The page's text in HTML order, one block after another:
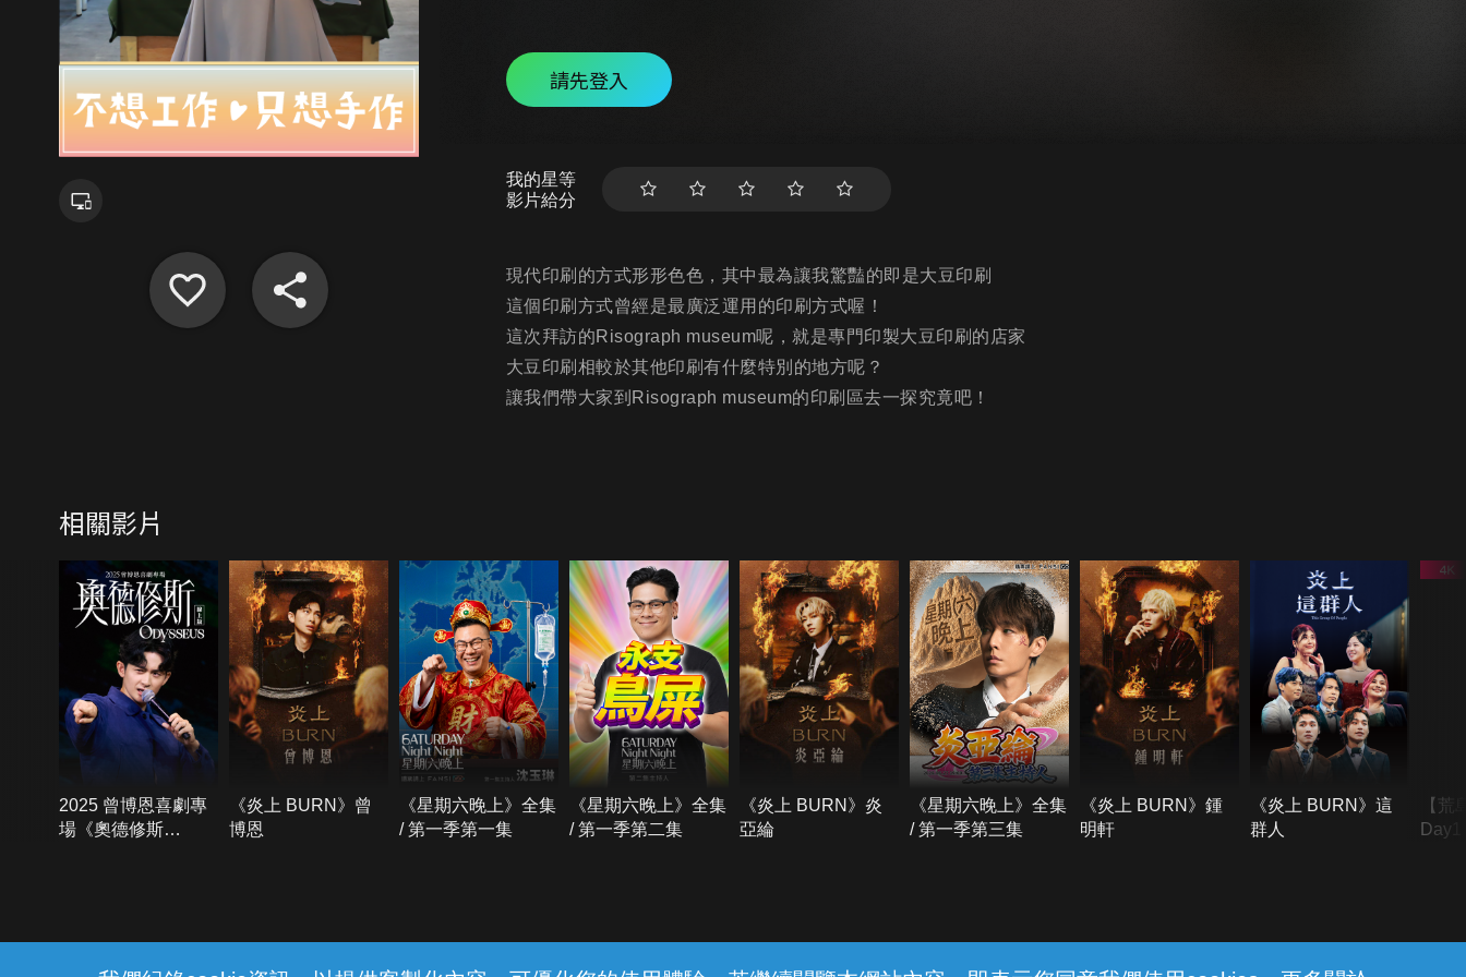
請先登入
我的星等
影片給分
現代印刷的方式形形色色，其中最為讓我驚豔的即是大豆印刷
這個印刷方式曾經是最廣泛運用的印刷方式喔！
這次拜訪的Risograph museum呢，就是專門印製大豆印刷的店家
大豆印刷相較於其他印刷有什麼特別的地方呢？
讓我們帶大家到Risograph museum的印刷區去一探究竟吧！
相關影片
2025 曾博恩喜劇專
場《奧德修斯
《炎上 BURN》曾
博恩
《星期六晚上》全集
/ 第一季第一集
《星期六晚上》全集
/ 第一季第二集
《炎上 BURN》炎
亞綸
《星期六晚上》全集
/ 第一季第三集
《炎上 BURN》鍾
明軒
《炎上 BURN》這
群人
【荒
線上客服 服務條款 隱私權保護